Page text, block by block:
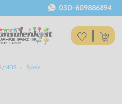
030-609886894
/ NDS Spiele